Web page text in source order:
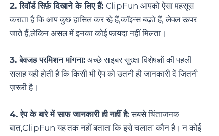
2. रिवॉर्ड सिर्फ़ दिखाने के लिए हैं: ClipFun आपको ऐसा महसूस
कराता है कि आप कुछ हासिल कर रहे हैं,कॉइन्स बढ़ते हैं, लेवल ऊपर
जाते हैं,लेकिन असल में इनका कोई फायदा नहीं मिलता।
3. बेवजह परमिशन मांगना: अच्छे साइबर सुरक्षा विशेषज्ञों की पहली
सलाह यही होती है कि किसी भी ऐप को उतनी ही जानकारी दें जितनी
ज़रूरी है।
4. ऐप के बारे में साफ जानकारी ही नहीं है:सबसे चिंताजनक
बात,ClipFun यह तक नहीं बताता कि इसे चलाता कौन है। न कोई